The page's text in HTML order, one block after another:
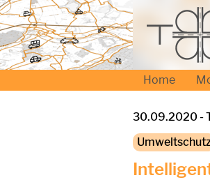
Home
30.09.2020 -